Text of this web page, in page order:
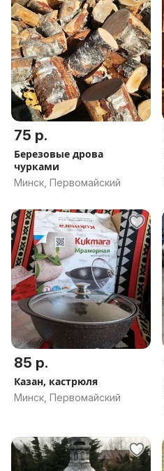
75 р.
Березовые дрова
чурками
Минск, Первомайский
85 р.
Казан, кастрюля
Минск, Первомайский